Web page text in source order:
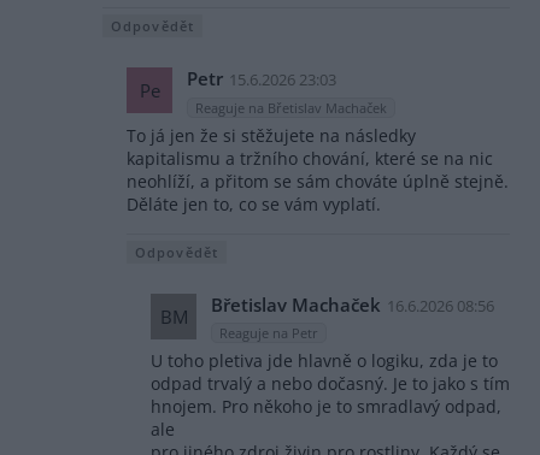
Odpovědět
Pe Petr 15.6.2026 23:03
Reaguje na Břetislav Machaček
To já jen že si stěžujete na následky
kapitalismu a tržního chování, které se na nic
neohlíží, a přitom se sám chováte úplně stejně.
Děláte jen to, co se vám vyplatí.
Odpovědět
BM Břetislav Machaček 16.6.2026 08:56
Reaguje na Petr
U toho pletiva jde hlavně o logiku, zda je to
odpad trvalý a nebo dočasný. Je to jako s tím
hnojem. Pro někoho je to smradlavý odpad,
ale